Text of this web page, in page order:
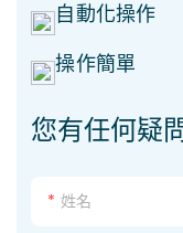
自動化操作
操作簡單
您有任何疑
姓名